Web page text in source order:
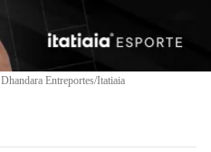
Dhandara Entreportes/Itatiaia